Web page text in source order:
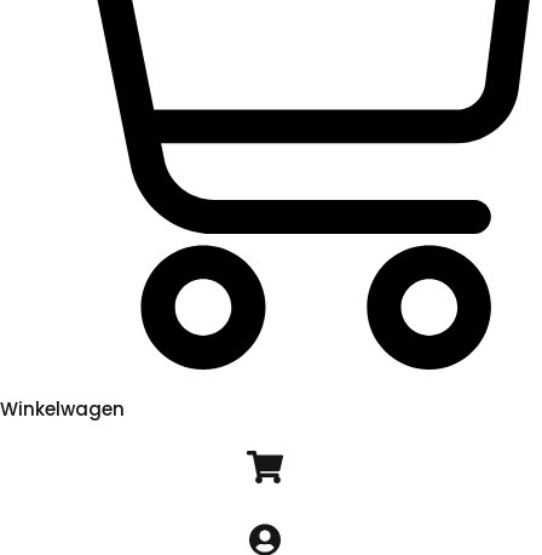
Winkelwagen